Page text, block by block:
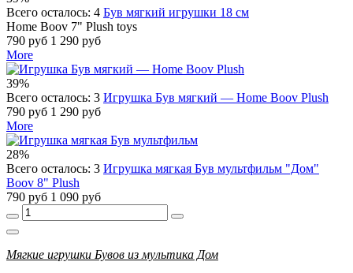
Всего осталось: 4 Був мягкий игрушки 18 см
Home Boov 7" Plush toys
790 руб 1 290 руб
More
39%
Всего осталось: 3 Игрушка Був мягкий — Home Boov Plush
790 руб 1 290 руб
More
28%
Всего осталось: 3 Игрушка мягкая Був мультфильм "Дом"
Boov 8" Plush
790 руб 1 090 руб
Мягкие игрушки Бувов из мультика Дом